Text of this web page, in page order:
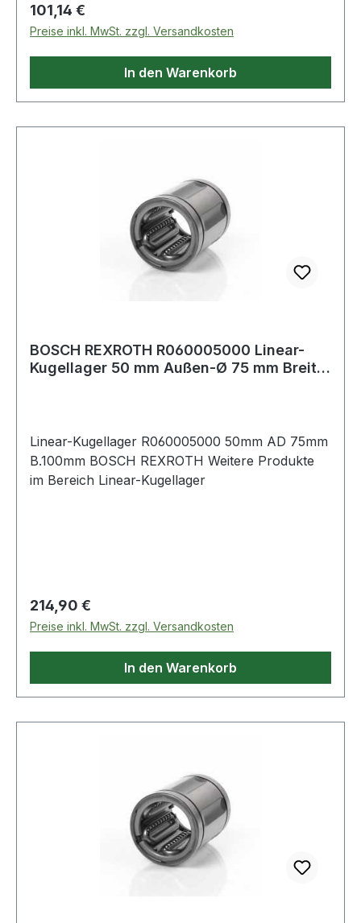
Regulärer Preis:
101,14 €
Preise inkl. MwSt. zzgl. Versandkosten
In den Warenkorb
BOSCH REXROTH R060005000 Linear-
Kugellager 50 mm Außen-Ø 75 mm Breite
Linear-Kugellager R060005000 50mm AD 75mm
B.100mm BOSCH REXROTH Weitere Produkte
im Bereich Linear-Kugellager
Regulärer Preis:
214,90 €
Preise inkl. MwSt. zzgl. Versandkosten
In den Warenkorb